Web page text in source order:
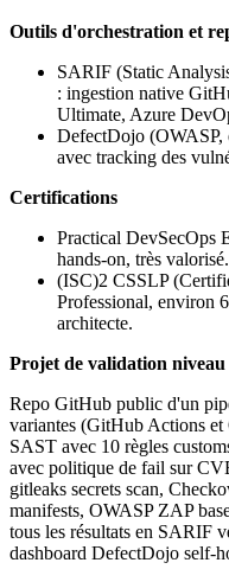
Outils d'orchestration et
SARIF (Static
: ingestion native
Ultimate, Azure
DefectDojo (OWASP,
avec tracking des
Certifications
Practical DevSecOps
hands-on, très valorisé.
(ISC)2 CSSLP
Professional, environ
architecte.
Projet de validation niveau
Repo GitHub public d'un
variantes (GitHub Actions
SAST avec 10 règles
avec politique de fail sur
gitleaks secrets scan,
manifests, OWASP ZAP
tous les résultats en SARIF
dashboard DefectDojo self-